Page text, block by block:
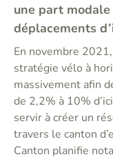
une part
déplacements
En novembre
stratégie vélo à
massivement afin
de 2,2% à 10%
servir à créer un
travers le canton
Canton planifie